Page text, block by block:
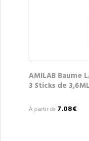
AMILAB Baume
3 Sticks de 3,6ML
À partir de 7.08€